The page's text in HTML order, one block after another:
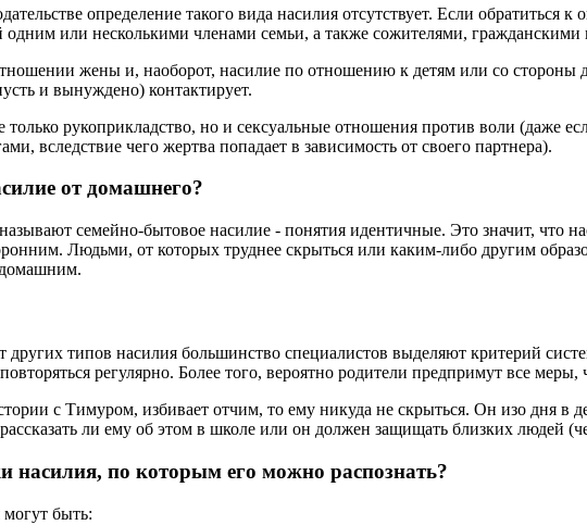
определение такого вида насилия отсутствует. Если
или несколькими членами семьи, а также сожителями,
жены и, наоборот, насилие по отношению к детям или со стороны
и вынуждено) контактирует.
рукоприкладство, но и сексуальные отношения против воли (даже
вследствие чего жертва попадает в зависимость от своего партнера).
от домашнего?
семейно-бытовое насилие - понятия идентичные. Это значит, что
Людьми, от которых труднее скрыться или каким-либо другим
домашним.
других типов насилия большинство специалистов выделяют критерий
регулярно. Более того, вероятно родители предпримут все
с Тимуром, избивает отчим, то ему никуда не скрыться. Он изо дня в
ли ему об этом в школе или он должен защищать близких людей
насилия, по которым его можно распознать?
быть: